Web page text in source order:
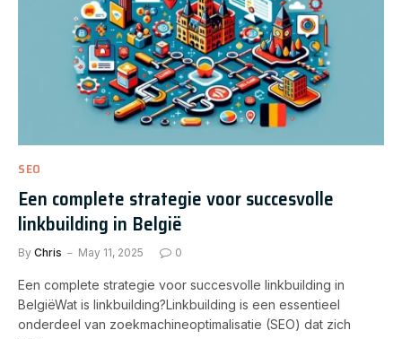
SEO
Een complete strategie voor succesvolle
linkbuilding in België
By Chris May 11, 2025 0
Een complete strategie voor succesvolle linkbuilding in
BelgiëWat is linkbuilding?Linkbuilding is een essentieel
onderdeel van zoekmachineoptimalisatie (SEO) dat zich